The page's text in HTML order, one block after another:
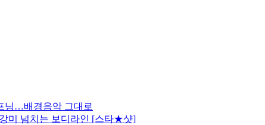
닝…배경음악 그대로
미 넘치는 보디라인 [스타★샷]